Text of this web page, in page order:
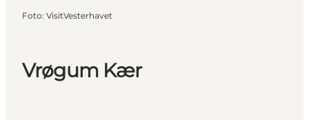
Vrøgum Kær
Foto: VisitVesterhavet